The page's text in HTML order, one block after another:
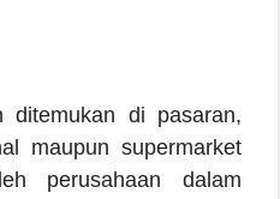
ditemukan di pasaran,
maupun supermarket
perusahaan dalam